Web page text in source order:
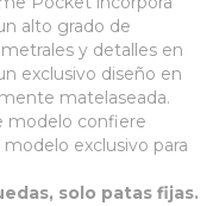
alto grado de
y detalles en
exclusivo diseño en
matelaseada.
modelo confiere
exclusivo para
solo patas fijas.